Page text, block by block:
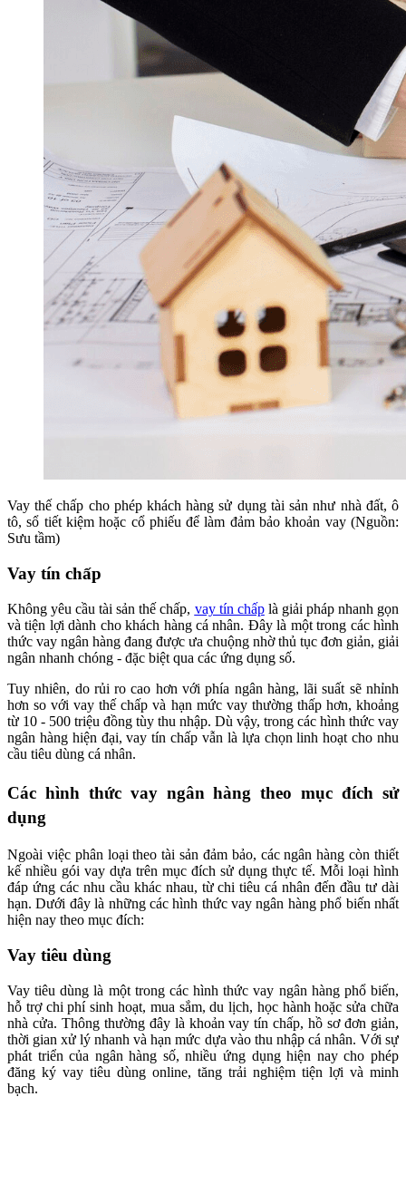
Vay thế chấp cho phép khách hàng sử dụng tài sản như nhà đất, ô
tô, sổ tiết kiệm hoặc cổ phiếu để làm đảm bảo khoản vay (Nguồn:
Sưu tầm)
Vay tín chấp
Không yêu cầu tài sản thế chấp, vay tín chấplà giải pháp nhanh gọn
và tiện lợi dành cho khách hàng cá nhân. Đây là một trong các hình
thức vay ngân hàng đang được ưa chuộng nhờ thủ tục đơn giản, giải
ngân nhanh chóng - đặc biệt qua các ứng dụng số.
Tuy nhiên, do rủi ro cao hơn với phía ngân hàng, lãi suất sẽ nhỉnh
hơn so với vay thế chấp và hạn mức vay thường thấp hơn, khoảng
từ 10 - 500 triệu đồng tùy thu nhập. Dù vậy, trong các hình thức vay
ngân hàng hiện đại, vay tín chấp vẫn là lựa chọn linh hoạt cho nhu
cầu tiêu dùng cá nhân.
Các hình thức vay ngân hàng theo mục đích sử
dụng
Ngoài việc phân loại theo tài sản đảm bảo, các ngân hàng còn thiết
kế nhiều gói vay dựa trên mục đích sử dụng thực tế. Mỗi loại hình
đáp ứng các nhu cầu khác nhau, từ chi tiêu cá nhân đến đầu tư dài
hạn. Dưới đây là những các hình thức vay ngân hàng phổ biến nhất
hiện nay theo mục đích:
Vay tiêu dùng
Vay tiêu dùng là một trong các hình thức vay ngân hàng phổ biến,
hỗ trợ chi phí sinh hoạt, mua sắm, du lịch, học hành hoặc sửa chữa
nhà cửa. Thông thường đây là khoản vay tín chấp, hồ sơ đơn giản,
thời gian xử lý nhanh và hạn mức dựa vào thu nhập cá nhân. Với sự
phát triển của ngân hàng số, nhiều ứng dụng hiện nay cho phép
đăng ký vay tiêu dùng online, tăng trải nghiệm tiện lợi và minh
bạch.